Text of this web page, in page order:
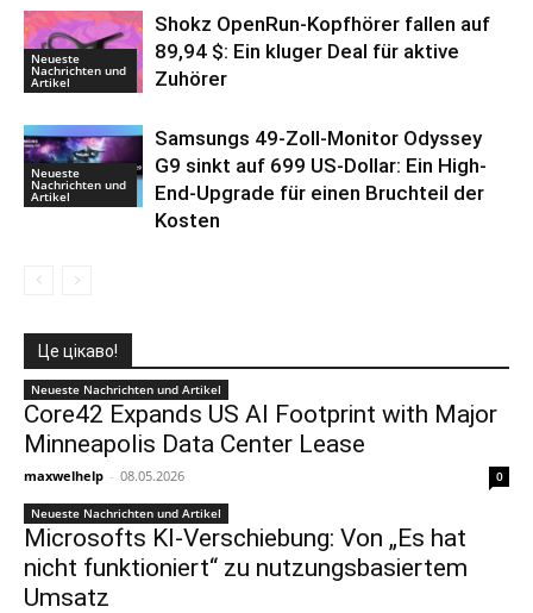
Neueste
Nachrichten und
Artikel
Shokz OpenRun-Kopfhörer fallen auf
89,94 $: Ein kluger Deal für aktive
Zuhörer
Neueste
Nachrichten und
Artikel
Samsungs 49-Zoll-Monitor Odyssey
G9 sinkt auf 699 US-Dollar: Ein High-
End-Upgrade für einen Bruchteil der
Kosten
Це цікаво!
Neueste Nachrichten und Artikel
Core42 Expands US AI Footprint with Major
Minneapolis Data Center Lease
maxwelhelp - 08.05.2026 0
Neueste Nachrichten und Artikel
Microsofts KI-Verschiebung: Von „Es hat
nicht funktioniert“ zu nutzungsbasiertem
Umsatz